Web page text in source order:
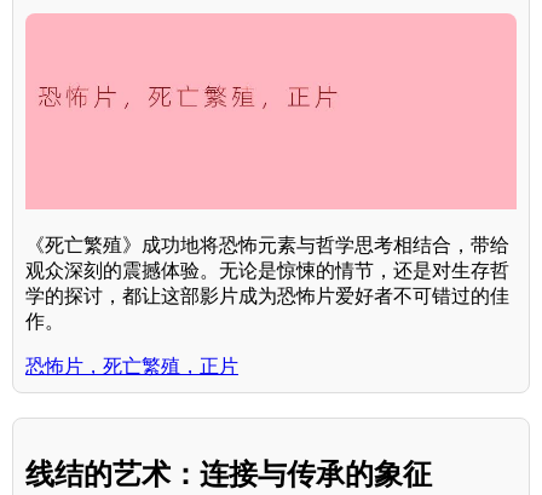
《死亡繁殖》成功地将恐怖元素与哲学思考相结合，带给
观众深刻的震撼体验。无论是惊悚的情节，还是对生存哲
学的探讨，都让这部影片成为恐怖片爱好者不可错过的佳
作。
恐怖片，死亡繁殖，正片
线结的艺术：连接与传承的象征